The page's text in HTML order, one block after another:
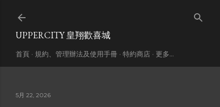
UPPERCITY 皇翔歡喜城
首頁 規約、管理辦法及使用手冊 特約商店 更多…
5月 22, 2026